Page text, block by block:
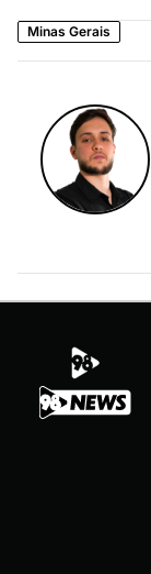
Minas Gerais